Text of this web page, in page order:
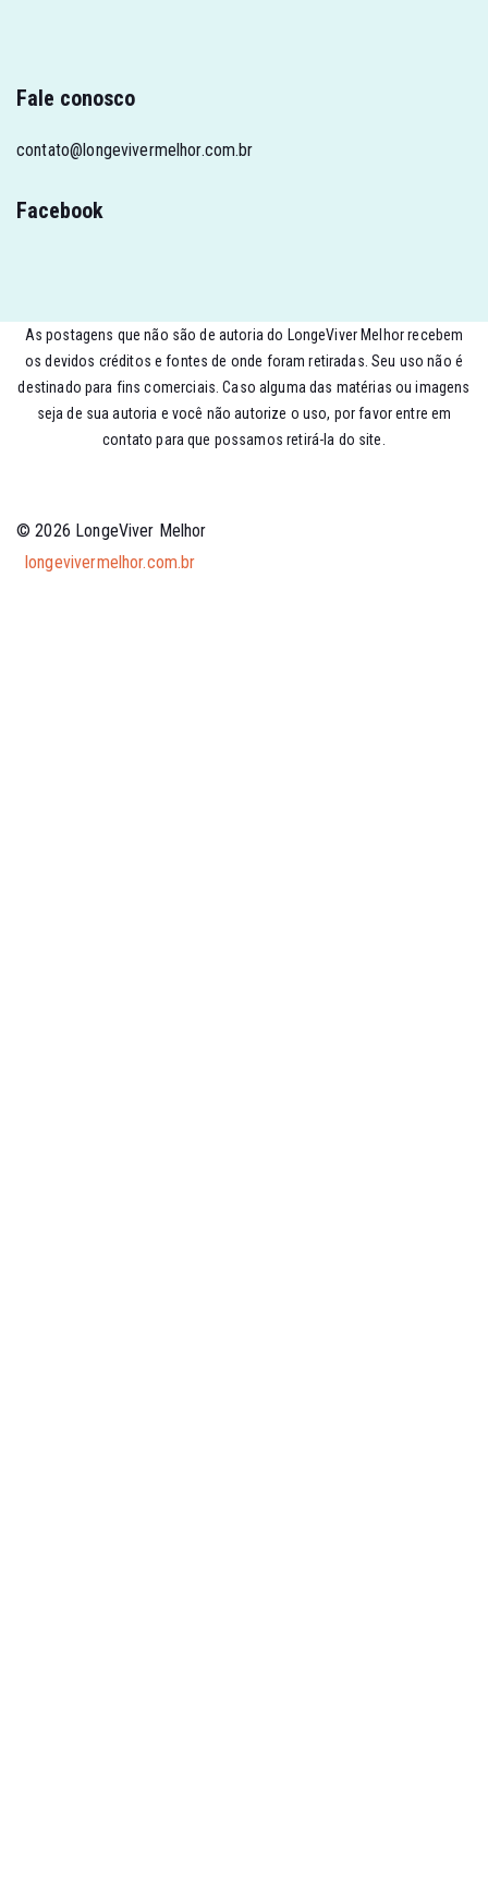
Fale conosco
contato@longevivermelhor.com.br
Facebook
As postagens que não são de autoria do LongeViver Melhor recebem
os devidos créditos e fontes de onde foram retiradas. Seu uso não é
destinado para fins comerciais. Caso alguma das matérias ou imagens
seja de sua autoria e você não autorize o uso, por favor entre em
contato para que possamos retirá-la do site.
© 2026 LongeViver Melhor
longevivermelhor.com.br